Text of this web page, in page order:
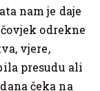
nam je daje
odrekne
vjere,
presudu ali
čeka na